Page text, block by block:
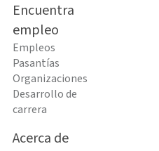
Encuentra
empleo
Empleos
Pasantías
Organizaciones
Desarrollo de
carrera
Acerca de